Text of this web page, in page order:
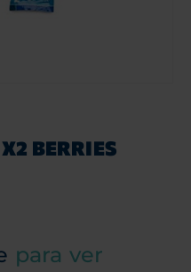
BERRIES
para ver